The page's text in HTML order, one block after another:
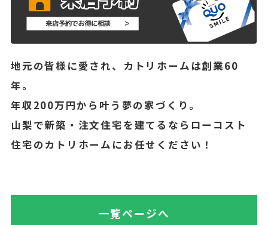
地元の皆様に愛され、カトリホームは創業60
年。
年収200万円から叶う夢の家づくり。
山梨で新築・注文住宅を建てるならローコスト
住宅のカトリホームにお任せください！
一覧ページへ